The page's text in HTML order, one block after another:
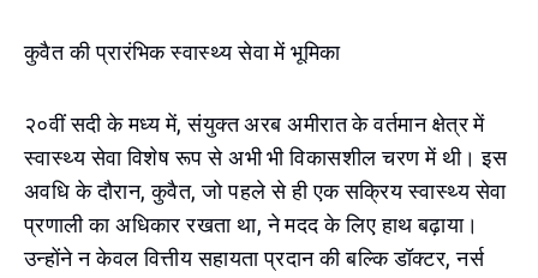
कुवैत की प्रारंभिक स्वास्थ्य सेवा में भूमिका
२०वीं सदी के मध्य में, संयुक्त अरब अमीरात के वर्तमान क्षेत्र में
स्वास्थ्य सेवा विशेष रूप से अभी भी विकासशील चरण में थी। इस
अवधि के दौरान, कुवैत, जो पहले से ही एक सक्रिय स्वास्थ्य सेवा
प्रणाली का अधिकार रखता था, ने मदद के लिए हाथ बढ़ाया।
उन्होंने न केवल वित्तीय सहायता प्रदान की बल्कि डॉक्टर, नर्स